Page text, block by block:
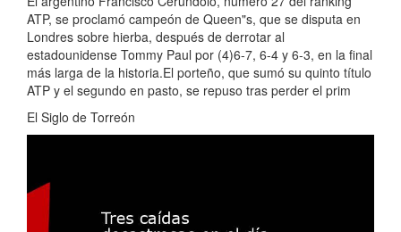
ATP, se proclamó campeón de Queen"s, que se disputa en
Londres sobre hierba, después de derrotar al
estadounidense Tommy Paul por (4)6-7, 6-4 y 6-3, en la final
más larga de la historia.El porteño, que sumó su quinto título
ATP y el segundo en pasto, se repuso tras perder el prim
El Siglo de Torreón